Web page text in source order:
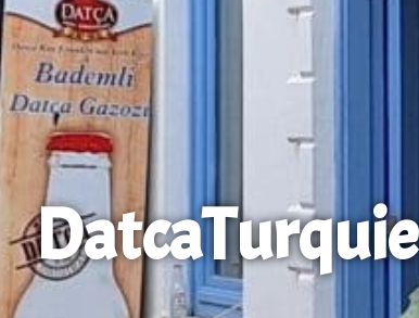
DatcaTurquie